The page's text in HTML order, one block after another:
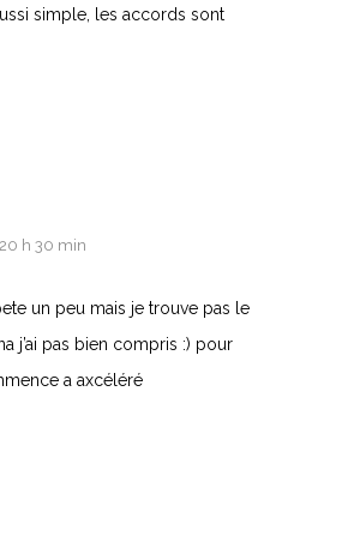
simple, les accords sont
h 30 min
un peu mais je trouve pas le
j’ai pas bien compris :) pour
a axcéléré